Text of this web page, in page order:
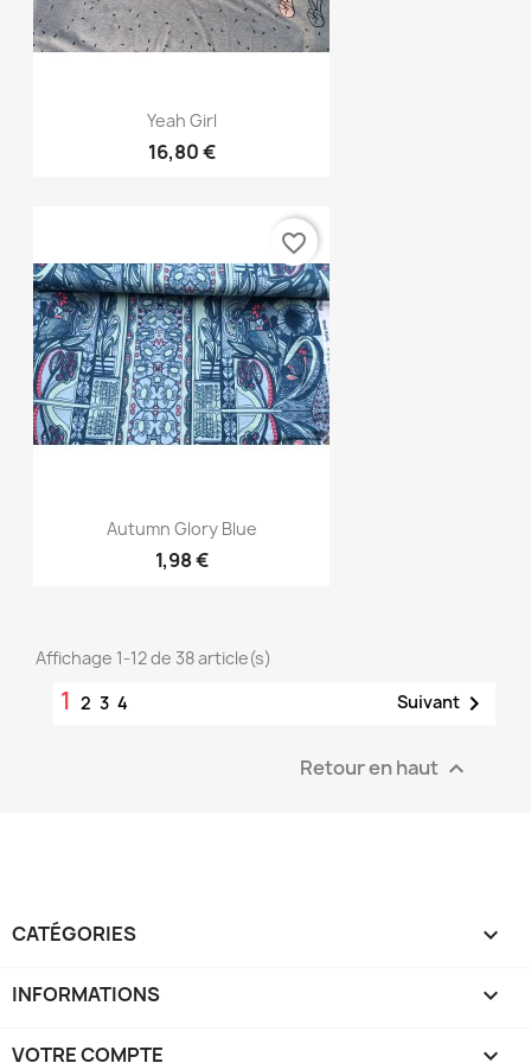
Aperçu rapide
Yeah Girl
16,80 €
Aperçu rapide
Autumn Glory Blue
1,98 €
favorite_border
Affichage 1-12 de 38 article(s)
1 2 3 4 Suivant 
Retour en haut 
CATÉGORIES 
INFORMATIONS 
VOTRE COMPTE 